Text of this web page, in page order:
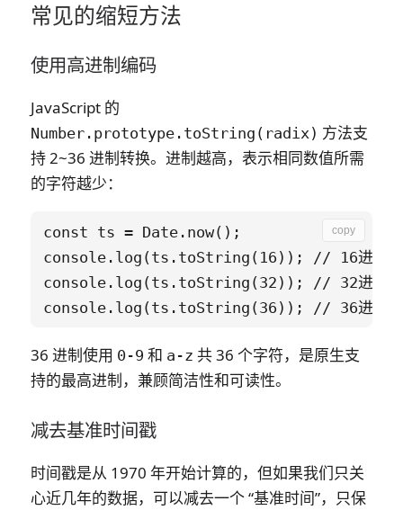
常见的缩短方法
使用高进制编码
JavaScript 的
Number.prototype.toString(radix) 方法支
持 2~36 进制转换。进制越高，表示相同数值所需
的字符越少：
const ts = Date.now();
console.log(ts.toString(16)); // 16进制，
console.log(ts.toString(32)); // 32进制
copy
36 进制使用 0-9 和 a-z 共 36 个字符，是原生支
持的最高进制，兼顾简洁性和可读性。
减去基准时间戳
时间戳是从 1970 年开始计算的，但如果我们只关
心近几年的数据，可以减去一个 “基准时间”，只保